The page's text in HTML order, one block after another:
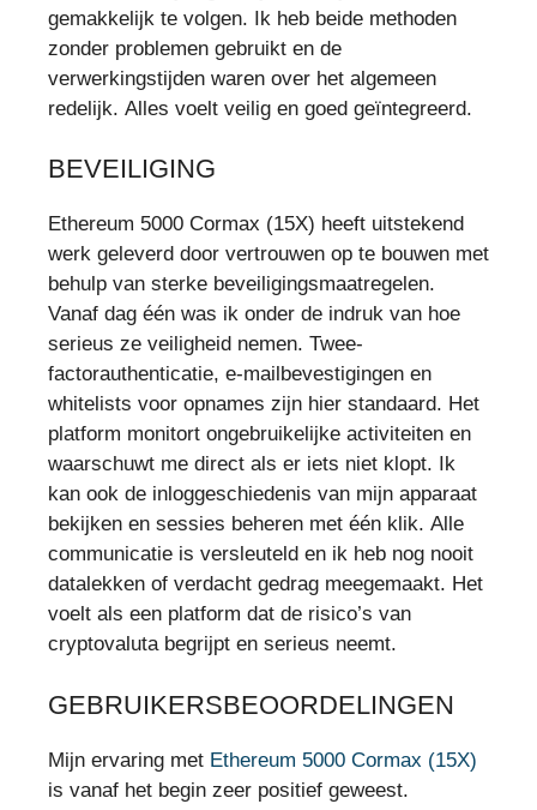
gemakkelijk te volgen. Ik heb beide methoden
zonder problemen gebruikt en de
verwerkingstijden waren over het algemeen
redelijk. Alles voelt veilig en goed geïntegreerd.
BEVEILIGING
Ethereum 5000 Cormax (15X) heeft uitstekend
werk geleverd door vertrouwen op te bouwen met
behulp van sterke beveiligingsmaatregelen.
Vanaf dag één was ik onder de indruk van hoe
serieus ze veiligheid nemen. Twee-
factorauthenticatie, e-mailbevestigingen en
whitelists voor opnames zijn hier standaard. Het
platform monitort ongebruikelijke activiteiten en
waarschuwt me direct als er iets niet klopt. Ik
kan ook de inloggeschiedenis van mijn apparaat
bekijken en sessies beheren met één klik. Alle
communicatie is versleuteld en ik heb nog nooit
datalekken of verdacht gedrag meegemaakt. Het
voelt als een platform dat de risico’s van
cryptovaluta begrijpt en serieus neemt.
GEBRUIKERSBEOORDELINGEN
Mijn ervaring met Ethereum 5000 Cormax (15X)
is vanaf het begin zeer positief geweest.